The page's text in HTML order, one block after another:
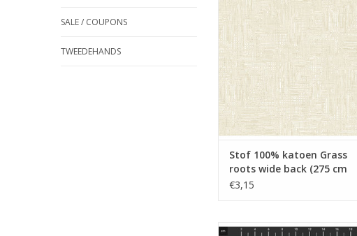
SALE / COUPONS
TWEEDEHANDS
wide back (275 cm breed!) ecru
TOEVOEGEN AAN WINKELWAGEN
Stof 100% katoen Grass
roots wide back (275 cm
breed!) ecru
€3,15
Stof 100% katoen rood takjes